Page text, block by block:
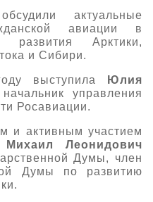
актуальные
авиации в
развития Арктики,
и Сибири.
выступила
Юлия
управления
Росавиации.
и активным участием
Михаил Леонидович
Думы, член
Думы по развитию